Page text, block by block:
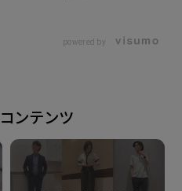
お問い合わせ
powered by
ンテンツ